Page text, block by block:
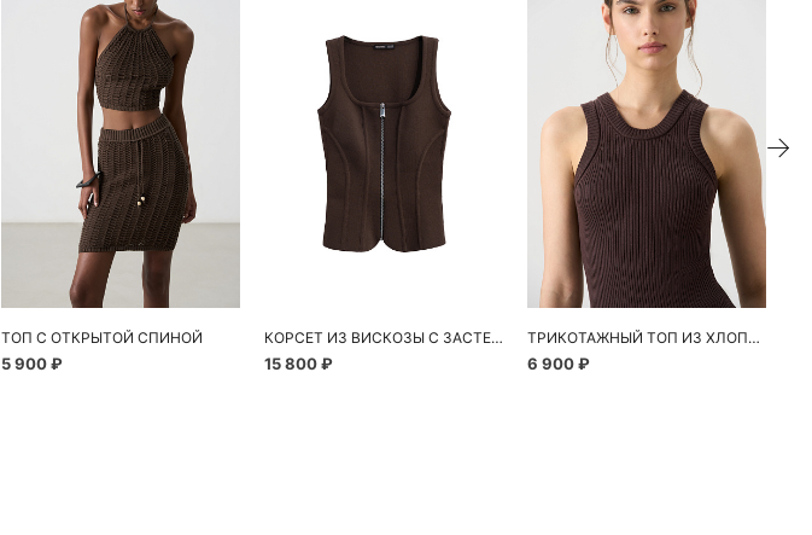
ТОП С ОТКРЫТОЙ СПИНОЙ
5 900 ₽
КОРСЕТ ИЗ ВИСКОЗЫ С ЗАСТЕЖКОЙ НА МОЛНИЮ
15 800 ₽
ТРИКОТАЖНЫЙ ТОП ИЗ ХЛОПКА
6 900 ₽